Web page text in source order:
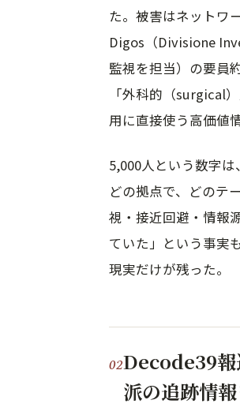
た。被害はネットワ
Digos（Divisione
監視を担当）の要員
「外科的（surgical
用に直接使う高価値
5,000人という数字
どの拠点で、どのテ
視・接近回避・情報
ていた」という事実
現実だけが残った。
Decode39報
派の追跡情